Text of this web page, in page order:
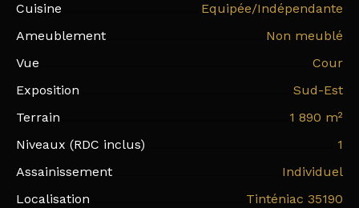
Cuisine
Equipée/Indépendante
Ameublement
Non meublé
Vue
Cour
Exposition
Sud-Est
Terrain
1 890 m²
Niveaux (RDC inclus)
1
Assainissement
Individuel
Localisation
Tinténiac 35190